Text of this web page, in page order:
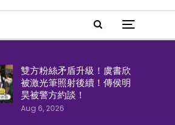
雙方粉絲矛盾升級！虞書欣
被激光筆照射後續！傳侯明
昊被警方約談！
Aug 6, 2026